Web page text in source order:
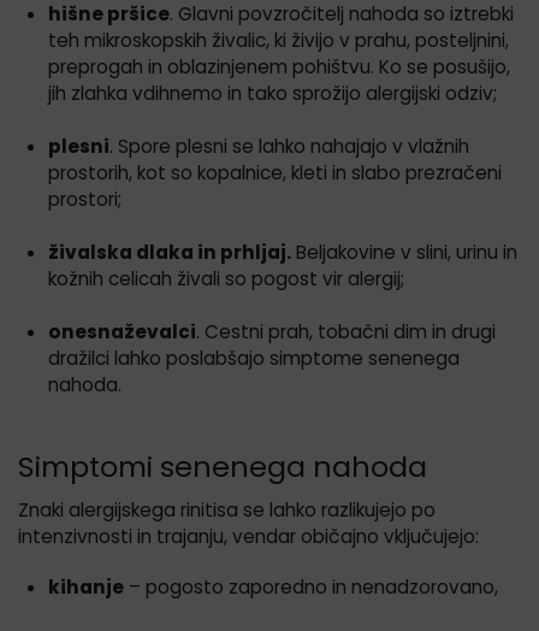
hišne pršice. Glavni povzročitelj nahoda so iztrebki
teh mikroskopskih živalic, ki živijo v prahu, posteljnini,
preprogah in oblazinjenem pohištvu. Ko se posušijo,
jih zlahka vdihnemo in tako sprožijo alergijski odziv;
plesni. Spore plesni se lahko nahajajo v vlažnih
prostorih, kot so kopalnice, kleti in slabo prezračeni
prostori;
živalska dlaka in prhljaj. Beljakovine v slini, urinu in
kožnih celicah živali so pogost vir alergij;
onesnaževalci. Cestni prah, tobačni dim in drugi
dražilci lahko poslabšajo simptome senenega
nahoda.
Simptomi senenega nahoda
Znaki alergijskega rinitisa se lahko razlikujejo po
intenzivnosti in trajanju, vendar običajno vključujejo:
kihanje – pogosto zaporedno in nenadzorovano,